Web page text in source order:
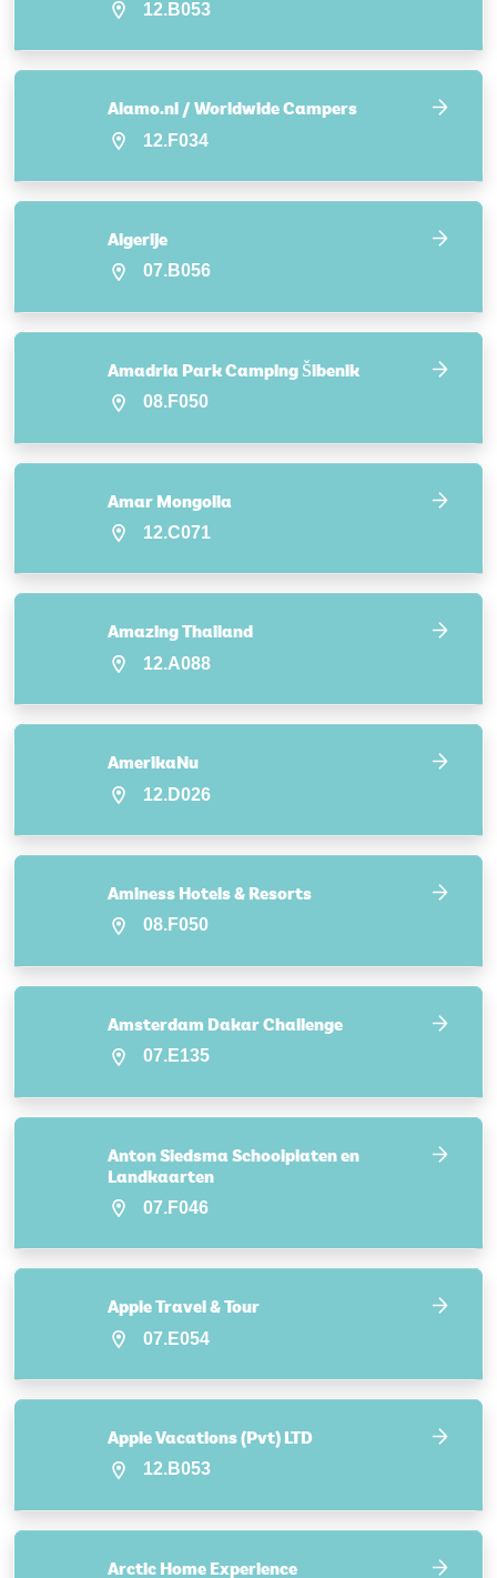
12.B053
Alamo.nl / Worldwide Campers
12.F034
Algerije
07.B056
Amadria Park Camping Šibenik
08.F050
Amar Mongolia
12.C071
Amazing Thailand
12.A088
AmerikaNu
12.D026
Aminess Hotels & Resorts
08.F050
Amsterdam Dakar Challenge
07.E135
Anton Siedsma Schoolplaten en
Landkaarten
07.F046
Apple Travel & Tour
07.E054
Apple Vacations (Pvt) LTD
12.B053
Arctic Home Experience